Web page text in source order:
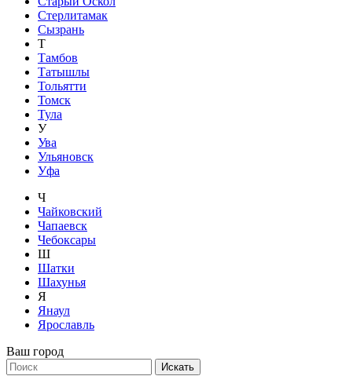
Стерлитамак
Сызрань
Т
Тамбов
Татышлы
Тольятти
Томск
Тула
У
Ува
Ульяновск
Уфа
Ч
Чайковский
Чапаевск
Чебоксары
Ш
Шатки
Шахунья
Я
Янаул
Ярославль
Ваш город